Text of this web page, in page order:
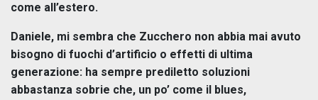
come all’estero.
Daniele, mi sembra che Zucchero non abbia mai avuto
bisogno di fuochi d’artificio o effetti di ultima
generazione: ha sempre prediletto soluzioni
abbastanza sobrie che, un po’ come il blues,